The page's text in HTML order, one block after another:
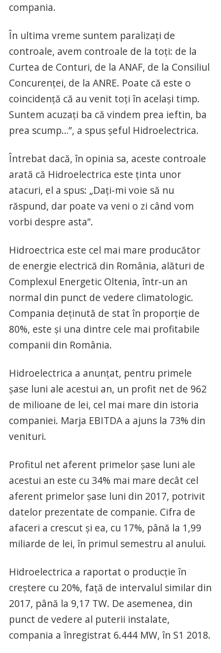
compania.
În ultima vreme suntem paralizaţi de
controale, avem controale de la toţi: de la
Curtea de Conturi, de la ANAF, de la Consiliul
Concurenţei, de la ANRE. Poate că este o
coincidenţă că au venit toţi în acelaşi timp.
Suntem acuzaţi ba că vindem prea ieftin, ba
prea scump…”, a spus şeful Hidroelectrica.
Întrebat dacă, în opinia sa, aceste controale
arată că Hidroelectrica este ţinta unor
atacuri, el a spus: „Daţi-mi voie să nu
răspund, dar poate va veni o zi când vom
vorbi despre asta”.
Hidroectrica este cel mai mare producător
de energie electrică din România, alături de
Complexul Energetic Oltenia, într-un an
normal din punct de vedere climatologic.
Compania deţinută de stat în proporţie de
80%, este şi una dintre cele mai profitabile
companii din România.
Hidroelectrica a anunţat, pentru primele
şase luni ale acestui an, un profit net de 962
de milioane de lei, cel mai mare din istoria
companiei. Marja EBITDA a ajuns la 73% din
venituri.
Profitul net aferent primelor şase luni ale
acestui an este cu 34% mai mare decât cel
aferent primelor şase luni din 2017, potrivit
datelor prezentate de companie. Cifra de
afaceri a crescut şi ea, cu 17%, până la 1,99
miliarde de lei, în primul semestru al anului.
Hidroelectrica a raportat o producţie în
creştere cu 20%, faţă de intervalul similar din
2017, până la 9,17 TW. De asemenea, din
punct de vedere al puterii instalate,
compania a înregistrat 6.444 MW, în S1 2018.